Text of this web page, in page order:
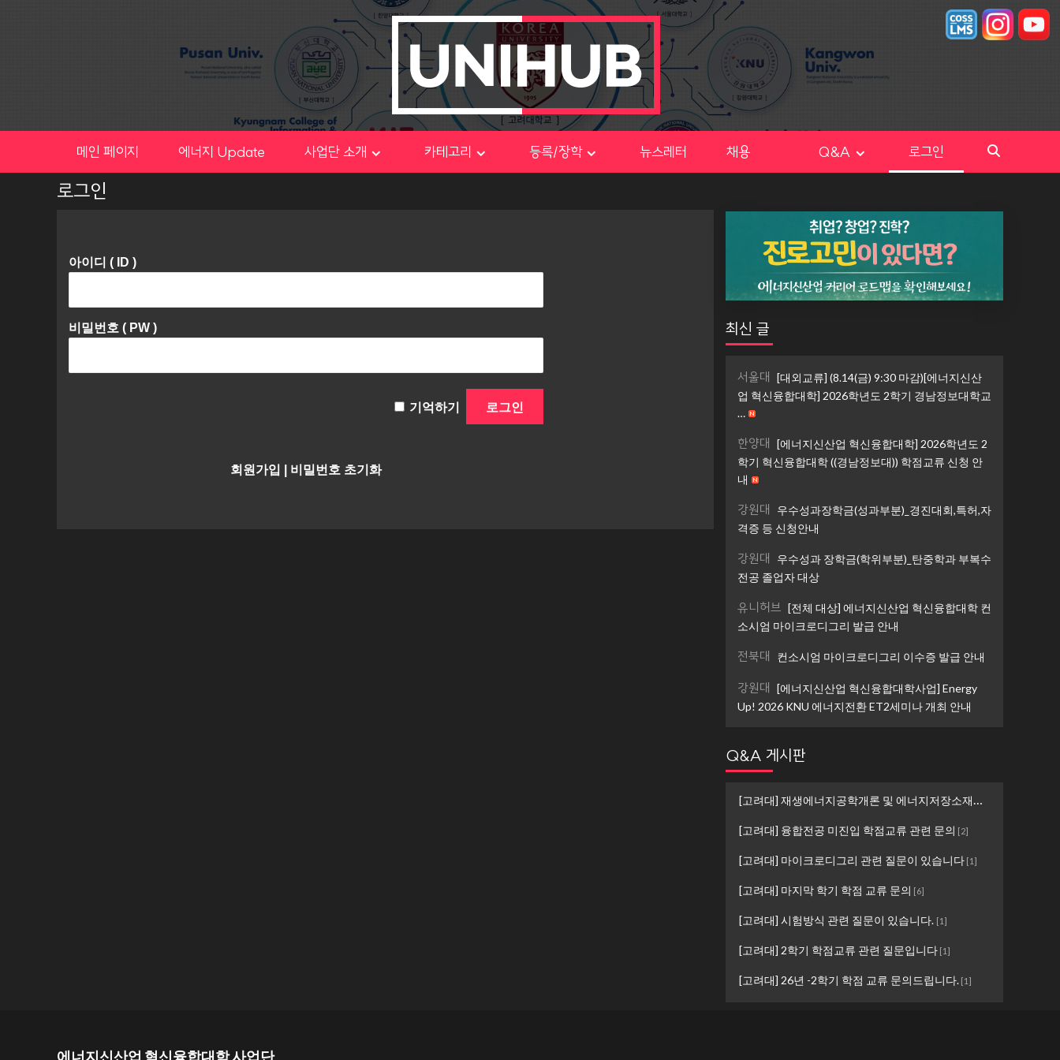
메인 페이지 에너지 Update 사업단 소개 카테고리 등록/장학 뉴스레터 채용 Q&A 로그인
로그인
아이디 ( ID )
비밀번호 ( PW )
기억하기
회원가입 비밀번호 초기화
최신 글
서울대
[대외교류] (8.14(금) 9:30 마감)[에너지신산
업 혁신융합대학] 2026학년도 2학기 경남정보대학교
…
한양대
[에너지신산업 혁신융합대학] 2026학년도 2
학기 혁신융합대학 ((경남정보대)) 학점교류 신청 안
내
강원대
우수성과장학금(성과부분)_경진대회,특허,자
격증 등 신청안내
강원대
우수성과 장학금(학위부분)_탄중학과 부복수
전공 졸업자 대상
유니허브 [전체 대상] 에너지신산업 혁신융합대학 컨
소시엄 마이크로디그리 발급 안내
전북대 컨소시엄 마이크로디그리 이수증 발급 안내
강원대
[에너지신산업 혁신융합대학사업] Energy
Up! 2026 KNU 에너지전환 ET2세미나 개최 안내
Q&A 게시판
[고려대] 재생에너지공학개론 및 에너지저장소재설계 ...
[고려대] 융합전공 미진입 학점교류 관련 문의 [2]
[고려대] 마이크로디그리 관련 질문이 있습니다[1]
[고려대] 마지막 학기 학점 교류 문의 [6]
[고려대] 시험방식 관련 질문이 있습니다. [1]
[고려대] 2학기 학점교류 관련 질문입니다[1]
[고려대] 26년 -2학기 학점 교류 문의드립니다.[1]
에너지신산업 혁신융합대학 사업단